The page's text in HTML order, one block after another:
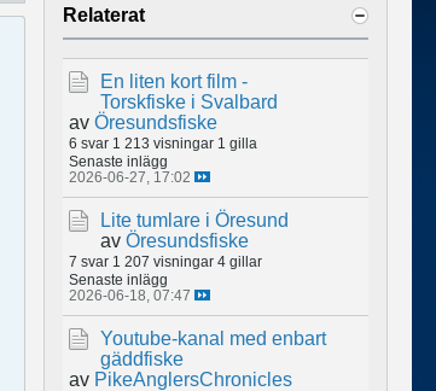
Relaterat
En liten kort film -
Torskfiske i Svalbard
av Öresundsfiske
6 svar 1 213 visningar 1 gilla
Senaste inlägg
2026-06-27, 17:02
Lite tumlare i Öresund
av Öresundsfiske
7 svar 1 207 visningar 4 gillar
Senaste inlägg
2026-06-18, 07:47
Youtube-kanal med enbart
gäddfiske
av PikeAnglersChronicles